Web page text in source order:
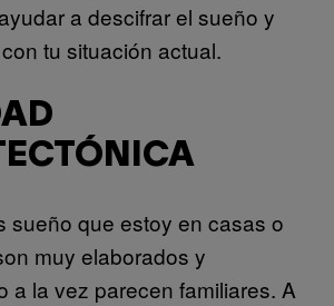
a descifrar el sueño y
tu situación actual.
sueño que estoy en casas o
muy elaborados y
a la vez parecen familiares. A